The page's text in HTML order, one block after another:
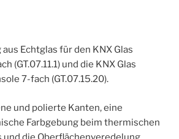
Echtglas für den KNX Glas
(GT.07.11.1) und die KNX Glas
7-fach (GT.07.15.20).
und polierte Kanten, eine
Farbgebung beim thermischen